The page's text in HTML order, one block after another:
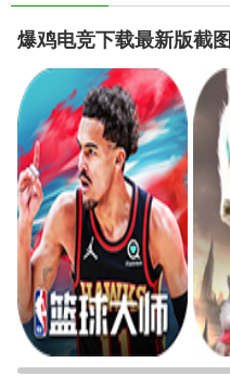
爆鸡电竞下载最新版截图